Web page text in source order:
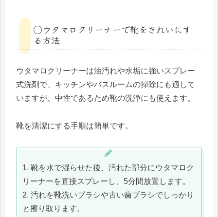
◯ウタマロクリーナーで靴をきれいにす
る方法
ウタマロクリーナーは油汚れや水垢に強いスプレー
式洗剤で、キッチンやバスルームの掃除にも適して
いますが、中性であるため靴の洗浄にも使えます。
靴を清潔にする手順は簡単です。
1. 靴を水で湿らせた後、汚れた部分にウタマロク
リーナーを直接スプレーし、5分間放置します。
2. 汚れを靴洗いブラシや古い歯ブラシでしっかり
と擦り取ります。